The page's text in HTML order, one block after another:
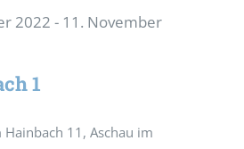
2022 - 11. November
1
Hainbach 11, Aschau im